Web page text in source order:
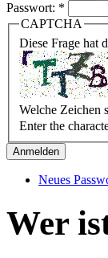
Passwort: *
CAPTCHA
Diese Frage hat
Welche Zeichen
Enter the
Neues
Wer